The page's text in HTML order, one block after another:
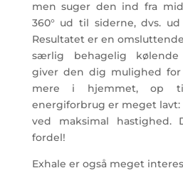
men suger den ind fra
360° ud til siderne, dvs.
Resultatet er en
særlig behagelig
giver den dig mulighed
mere i hjemmet, op
energiforbrug er meget
ved maksimal
fordel!
Exhale er også meget